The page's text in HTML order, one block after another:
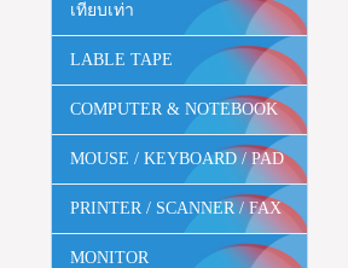
เทียบเท่า
LABLE TAPE
COMPUTER & NOTEBOOK
MOUSE / KEYBOARD / PAD
PRINTER / SCANNER / FAX
MONITOR